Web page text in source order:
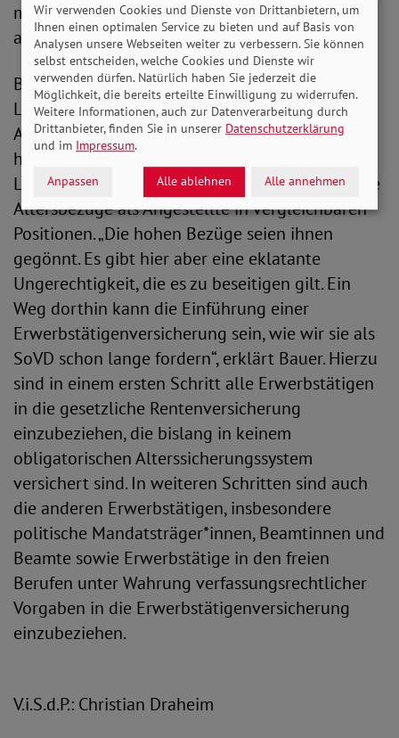
mit der Höhe der beruflichen Belastung
abnimmt.
Besonders erschreckend ist zudem, dass die
Lebenserwartung von Beamt*innen gegenüber
Arbeiter*innen gut vier Jahre länger ist. Zudem
haben Beamt*innen nicht nur eine längere
Lebenserwartung, sondern auch deutlich höhere
Altersbezüge als Angestellte in vergleichbaren
Positionen. „Die hohen Bezüge seien ihnen
gegönnt. Es gibt hier aber eine eklatante
Ungerechtigkeit, die es zu beseitigen gilt. Ein
Weg dorthin kann die Einführung einer
Erwerbstätigenversicherung sein, wie wir sie als
SoVD schon lange fordern“, erklärt Bauer. Hierzu
sind in einem ersten Schritt alle Erwerbstätigen
in die gesetzliche Rentenversicherung
einzubeziehen, die bislang in keinem
obligatorischen Alterssicherungssystem
versichert sind. In weiteren Schritten sind auch
die anderen Erwerbstätigen, insbesondere
politische Mandatsträger*innen, Beamtinnen und
Beamte sowie Erwerbstätige in den freien
Berufen unter Wahrung verfassungsrechtlicher
Vorgaben in die Erwerbstätigenversicherung
einzubeziehen.
V.i.S.d.P.: Christian Draheim
Wir verwenden Cookies und Dienste von Drittanbietern, um
Ihnen einen optimalen Service zu bieten und auf Basis von
Analysen unsere Webseiten weiter zu verbessern. Sie können
selbst entscheiden, welche Cookies und Dienste wir
verwenden dürfen. Natürlich haben Sie jederzeit die
Möglichkeit, die bereits erteilte Einwilligung zu widerrufen.
Weitere Informationen, auch zur Datenverarbeitung durch
Drittanbieter, finden Sie in unserer Datenschutzerklärung
und im Impressum.
Anpassen Alle ablehnen Alle annehmen